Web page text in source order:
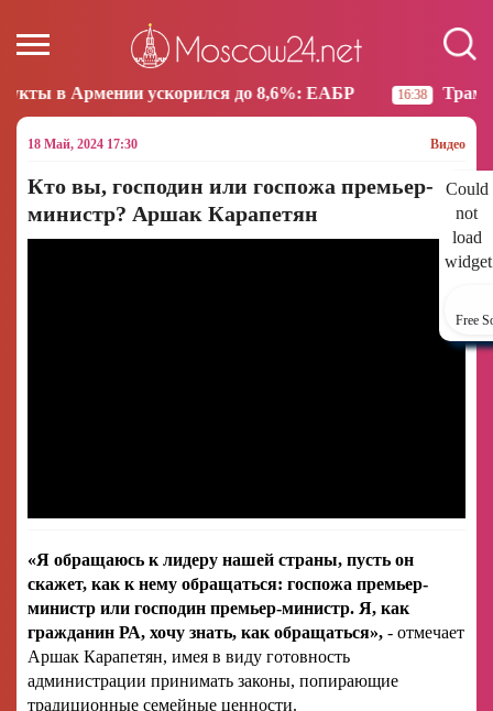
до 8,6%: ЕАБР 16:38 Трамп: США больше не
18 Май, 2024 17:30 Видео
Could
not
load
Free
Кто вы, господин или госпожа премьер-
министр? Аршак Карапетян
«Я обращаюсь к лидеру нашей страны, пусть он
скажет, как к нему обращаться: госпожа премьер-
министр или господин премьер-министр. Я, как
гражданин РА, хочу знать, как обращаться», - отмечает
Аршак Карапетян, имея в виду готовность
администрации принимать законы, попирающие
традиционные семейные ценности.